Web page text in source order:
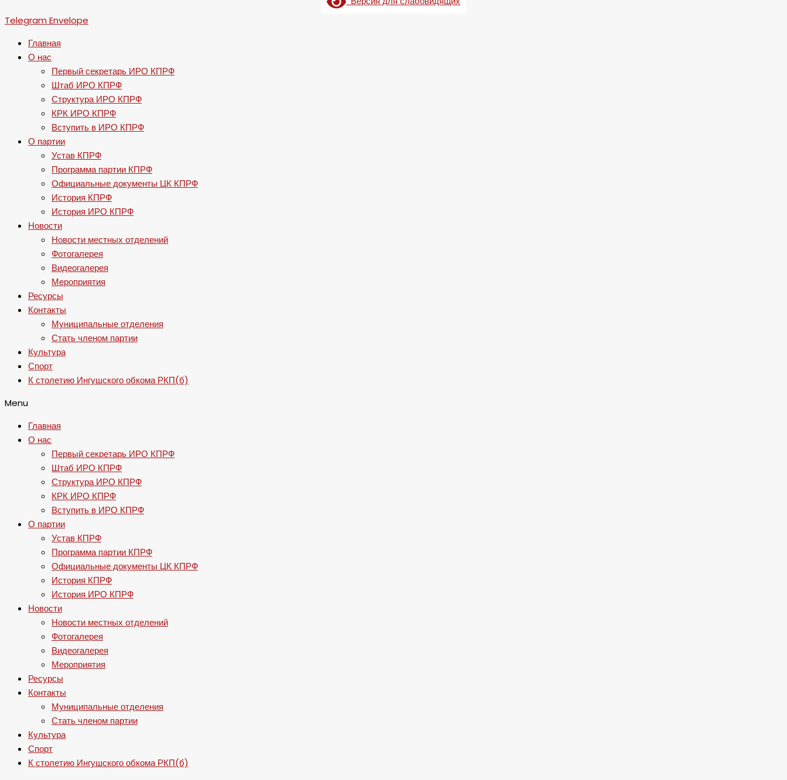
Telegram Envelope
Главная
О нас
Первый секретарь ИРО КПРФ
Штаб ИРО КПРФ
Структура ИРО КПРФ
КРК ИРО КПРФ
Вступить в ИРО КПРФ
О партии
Устав КПРФ
Программа партии КПРФ
Официальные документы ЦК КПРФ
История КПРФ
История ИРО КПРФ
Новости
Новости местных отделений
Фотогалерея
Видеогалерея
Мероприятия
Ресурсы
Контакты
Муниципальные отделения
Стать членом партии
Культура
Спорт
К столетию Ингушского обкома РКП(б)
Menu
Главная
О нас
Первый секретарь ИРО КПРФ
Штаб ИРО КПРФ
Структура ИРО КПРФ
КРК ИРО КПРФ
Вступить в ИРО КПРФ
О партии
Устав КПРФ
Программа партии КПРФ
Официальные документы ЦК КПРФ
История КПРФ
История ИРО КПРФ
Новости
Новости местных отделений
Фотогалерея
Видеогалерея
Мероприятия
Ресурсы
Контакты
Муниципальные отделения
Стать членом партии
Культура
Спорт
К столетию Ингушского обкома РКП(б)